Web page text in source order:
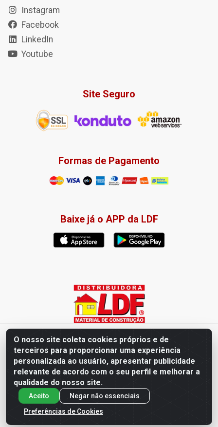
O nosso site coleta cookies próprios e de
terceiros para proporcionar uma experiência
personalizada ao usuário, apresentar publicidade
relevante de acordo com o seu perfil e melhorar a
qualidade do nosso site.
Aceito
Negar não essenciais
Preferências de Cookies
Instagram
Facebook
LinkedIn
Youtube
Site Seguro
Formas de Pagamento
Baixe já o APP da LDF
Distribuidora LDF - Av. Presidente Tancredo Neves, 203 – Bairro
dos Ipês, João Pessoa / PB - CEP 58028-840 - CNPJ
02.019.761/0003-82